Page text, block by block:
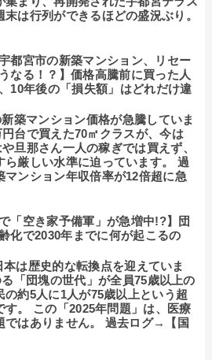
は行列ができるほどの盛況ぶり。
宇都宮市の新築マンション、リセー
なる！？】価格高騰前に買った人
10年後の「損失額」はどれだけ違
築マンション価格が急騰していま
台で買えた70㎡クラスが、今は
旦那さん一人の稼ぎでは買えず、
ら厳しい水準に迫っています。 過
ンション年収倍率が12倍超に急
で「空き家予備軍」が急増中!?】団
化で2030年までに何が起こるの
本は歴史的な転換点を迎えていま
「団塊の世代」が全員75歳以上の
約5人に1人が75歳以上という超
。 この「2025年問題」は、医療
ではありません。 過去ログ→【国